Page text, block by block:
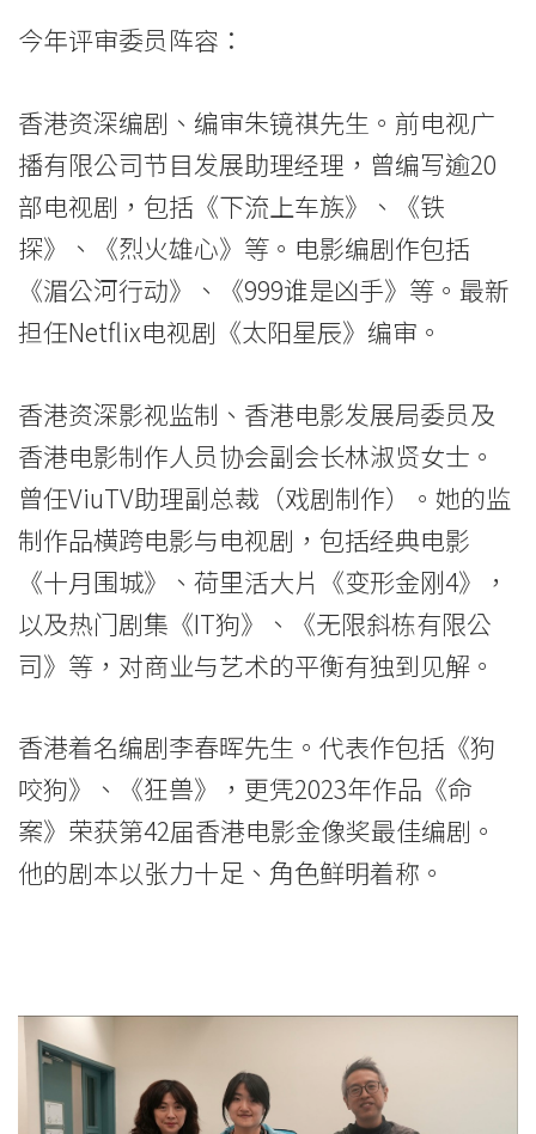
今年评审委员阵容：
香港资深编剧、编审朱镜祺先生。前电视广
播有限公司节目发展助理经理，曾编写逾20
部电视剧，包括《下流上车族》、《铁
探》、《烈火雄心》等。电影编剧作包括
《湄公河行动》、《999谁是凶手》等。最新
担任Netflix电视剧《太阳星辰》编审。
香港资深影视监制、香港电影发展局委员及
香港电影制作人员协会副会长林淑贤女士。
曾任ViuTV助理副总裁（戏剧制作）。她的监
制作品横跨电影与电视剧，包括经典电影
《十月围城》、荷里活大片《变形金刚4》，
以及热门剧集《IT狗》、《无限斜栋有限公
司》等，对商业与艺术的平衡有独到见解。
香港着名编剧李春晖先生。代表作包括《狗
咬狗》、《狂兽》，更凭2023年作品《命
案》荣获第42届香港电影金像奖最佳编剧。
他的剧本以张力十足、角色鲜明着称。